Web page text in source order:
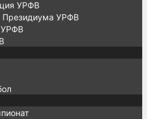
УРФВ
Президиума УРФВ
УРФВ